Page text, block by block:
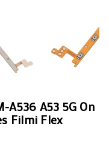
A536 A53 5G On
Filmi Flex